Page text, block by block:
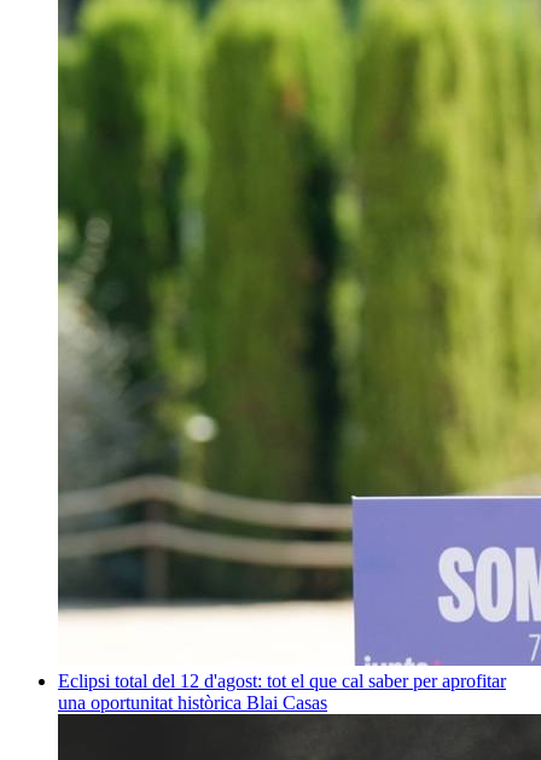
Eclipsi total del 12 d'agost: tot el que cal saber per aprofitar
una oportunitat històrica Blai Casas